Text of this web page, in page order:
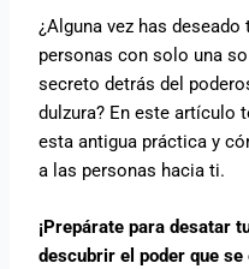
¿Alguna vez has
personas con solo una
secreto detrás del
dulzura? En este artículo
esta antigua práctica y
a las personas hacia ti.
¡Prepárate para desatar
descubrir el poder que